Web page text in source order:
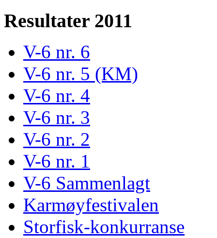
Resultater 2011
V-6 nr. 6
V-6 nr. 5 (KM)
V-6 nr. 4
V-6 nr. 3
V-6 nr. 2
V-6 nr. 1
V-6 Sammenlagt
Karmøyfestivalen
Storfisk-konkurranse